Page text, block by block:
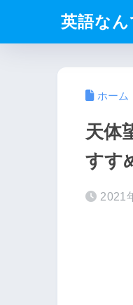
英語な
ホーム
天体
すす
2021